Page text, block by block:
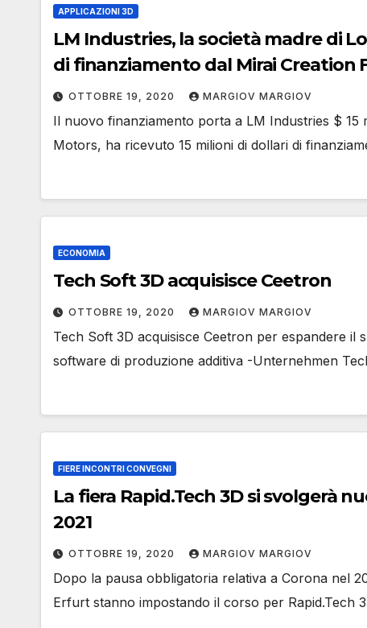
APPLICAZIONI 3D
LM Industries, la società madre di
di finanziamento dal Mirai Creation
OTTOBRE 19, 2020 MARGIOV MARGIOV
Il nuovo finanziamento porta a LM Industries $ 15
Motors, ha ricevuto 15 milioni di dollari di
ECONOMIA
Tech Soft 3D acquisisce Ceetron
OTTOBRE 19, 2020 MARGIOV MARGIOV
Tech Soft 3D acquisisce Ceetron per espandere
software di produzione additiva -Unternehmen
FIERE INCONTRI CONVEGNI
La fiera Rapid.Tech 3D si svolgerà
2021
OTTOBRE 19, 2020 MARGIOV MARGIOV
Dopo la pausa obbligatoria relativa a Corona nel
Erfurt stanno impostando il corso per Rapid.Tech